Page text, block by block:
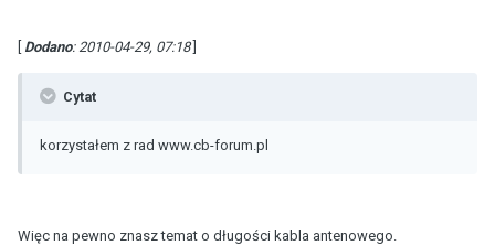
Dodano: 2010-04-29, 07:18]
Cytat
korzystałem z rad www.cb-forum.pl
Więc na pewno znasz temat o długości kabla antenowego.